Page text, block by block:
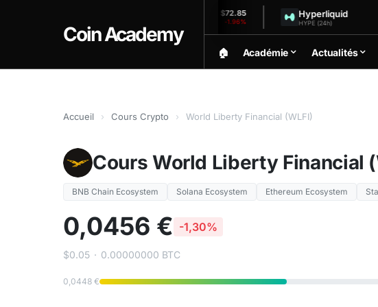
Coin Academy
Hyperliquid
HYPE (24h)
🏠︎ Académie Actualités
Accueil › Cours Crypto › World Liberty Financial (WLFI)
Cours World Liberty Financial
BNB Chain Ecosystem Solana Ecosystem Ethereum Ecosystem
0,0456 € -1,30%
$0.05 · 0.00000000 BTC
0,0448 €